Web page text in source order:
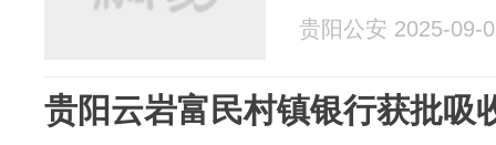
贵阳公安 2025-09-
贵阳云岩富民村镇银行获批吸